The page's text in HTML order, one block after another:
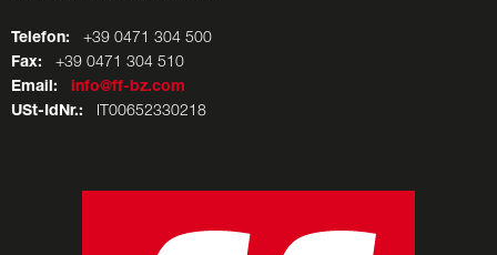
Telefon: +39 0471 304 500
Fax: +39 0471 304 510
Email:
info@ff-bz.com
USt-IdNr.: IT00652330218